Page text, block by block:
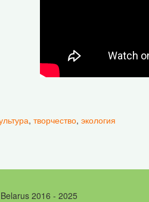
, творчество, экология
2016 - 2025